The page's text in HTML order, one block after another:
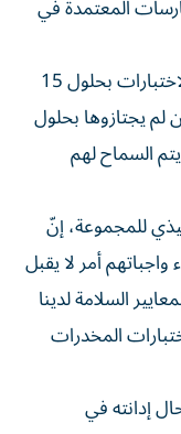
المعتمدة في
وقالت الشركة في بيان إنه يجب إكمال الاختبارات بحلول 15
يجتازوها بحلول
السماح لهم
للمجموعة، إنّ
أمر لا يقبل
السلامة لدينا
المخدرات
إدانته في